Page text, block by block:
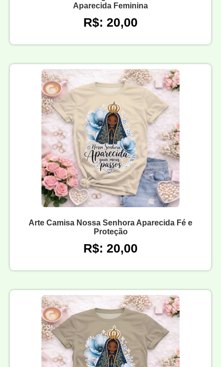
Aparecida Feminina
R$: 20,00
Arte Camisa Nossa Senhora Aparecida Fé e
Proteção
R$: 20,00